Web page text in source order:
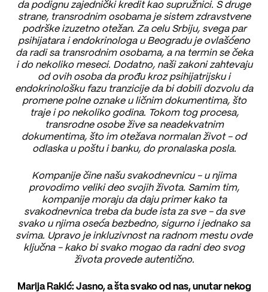
da podignu zajednički kredit kao supružnici. S druge
strane, transrodnim osobama je sistem zdravstvene
podrške izuzetno otežan. Za celu Srbiju, svega par
psihijatara i endokrinologa u Beogradu je ovlašćeno
da radi sa transrodnim osobama, a na termin se čeka
i do nekoliko meseci. Dodatno, naši zakoni zahtevaju
od ovih osoba da prođu kroz psihijatrijsku i
endokrinološku fazu tranzicije da bi dobili dozvolu da
promene polne oznake u ličnim dokumentima, što
traje i po nekoliko godina. Tokom tog procesa,
transrodne osobe žive sa neadekvatnim
dokumentima, što im otežava normalan život - od
odlaska u poštu i banku, do pronalaska posla.
Kompanije čine našu svakodnevnicu - u njima
provodimo veliki deo svojih života. Samim tim,
kompanije moraju da daju primer kako ta
svakodnevnica treba da bude ista za sve - da sve
svako u njima oseća bezbedno, sigurno i jednako sa
svima. Upravo je inkluzivnost na radnom mestu ovde
ključna - kako bi svako mogao da radni deo svog
života provede autentično.
Marija Rakić: Jasno, a šta svako od nas, unutar nekog